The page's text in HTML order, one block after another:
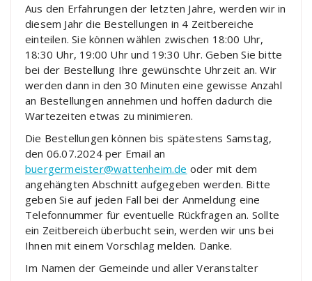
Aus den Erfahrungen der letzten Jahre, werden wir in
diesem Jahr die Bestellungen in 4 Zeitbereiche
einteilen. Sie können wählen zwischen 18:00 Uhr,
18:30 Uhr, 19:00 Uhr und 19:30 Uhr. Geben Sie bitte
bei der Bestellung Ihre gewünschte Uhrzeit an. Wir
werden dann in den 30 Minuten eine gewisse Anzahl
an Bestellungen annehmen und hoffen dadurch die
Wartezeiten etwas zu minimieren.
Die Bestellungen können bis spätestens Samstag,
den 06.07.2024 per Email an
buergermeister@wattenheim.de oder mit dem
angehängten Abschnitt aufgegeben werden. Bitte
geben Sie auf jeden Fall bei der Anmeldung eine
Telefonnummer für eventuelle Rückfragen an. Sollte
ein Zeitbereich überbucht sein, werden wir uns bei
Ihnen mit einem Vorschlag melden. Danke.
Im Namen der Gemeinde und aller Veranstalter